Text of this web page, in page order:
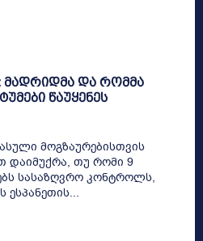
მადრიდმა და რომმა
წაუყენეს
მოგზაურებისთვის
დაიმუქრა, თუ რომი 9
სასაზღვრო კონტროლს,